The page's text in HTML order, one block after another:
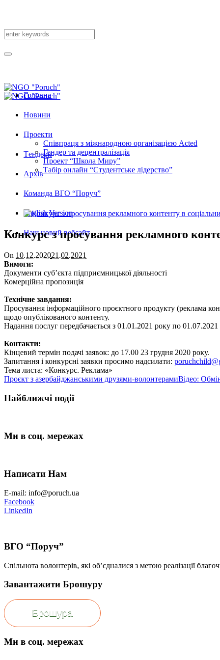
Головна
Новини
Проекти
Співпраця з міжнародною організацією Acted
Гендер та децентралізація
Проект “Школа Миру”
Табір онлайн “Студентське лідерство”
Tендери
Архів
Команда ВГО “Поруч”
English Version
Наш новий вебсайт
Конкурс з просування рекламного
On 10.12.202021.02.2021
Вимоги:
Документи суб’єкта підприємницької діяльності
Комерційна пропозиція
Технічне завдання:
Просування інформаційного проєктного продукту (реклама
щодо опублікованого контенту.
Надання послуг передбачається з 01.01.2021 року по 01.07.2021
Контакти:
Кінцевий термін подачі заявок: до 17.00 23 грудня 2020 року.
Запитання і конкурсні заявки просимо надсилати:
Тема листа: «Конкурс. Реклама»
Проєкт з азербайджанськими друзями-волонтерамиВідео:
Найближчі події
Ми в соц. мережах
Написати Нам
E-mail: info@poruch.ua
Facebook
LinkedIn
ВГО “Поруч”
Спільнота волонтерів, які об’єдналися з метою реалізації
Завантажити Брошуру
Брошура
Ми в соц. мережах